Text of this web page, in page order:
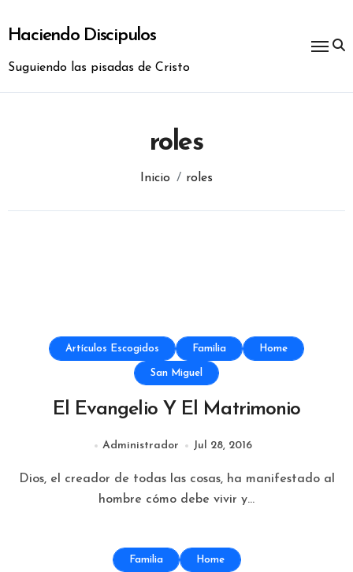
contenido
Haciendo Discipulos
Suguiendo las pisadas de Cristo
roles
Inicio roles
Artículos Escogidos Familia Home
San Miguel
El Evangelio Y El Matrimonio
Administrador Jul 28, 2016
Dios, el creador de todas las cosas, ha manifestado al
hombre cómo debe vivir y...
Familia Home